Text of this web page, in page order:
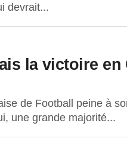
devrait...
la victoire
de Football peine à
une grande majorité...